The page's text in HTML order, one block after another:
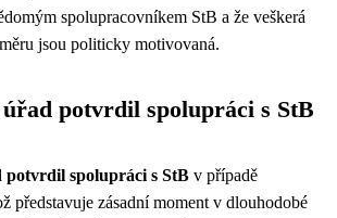
spolupracovníkem StB a že veškerá
jsou politicky motivovaná.
potvrdil spolupráci s StB
spolupráci s StB v případě
představuje zásadní moment v dlouhodobé